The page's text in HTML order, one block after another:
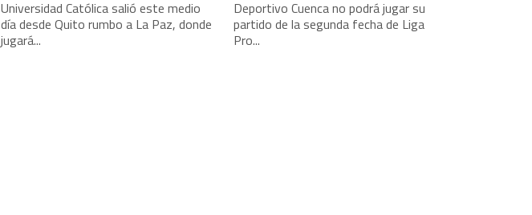
Universidad Católica salió este medio
día desde Quito rumbo a La Paz, donde
jugará...
Deportivo Cuenca no podrá jugar su
partido de la segunda fecha de Liga
Pro...